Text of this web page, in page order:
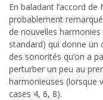
En baladant l’accord
probablement
de nouvelles
standard) qui donne un
des sonorités qu’on a
perturber un peu au
harmonieuses (lorsque
cases 4, 6, 8).